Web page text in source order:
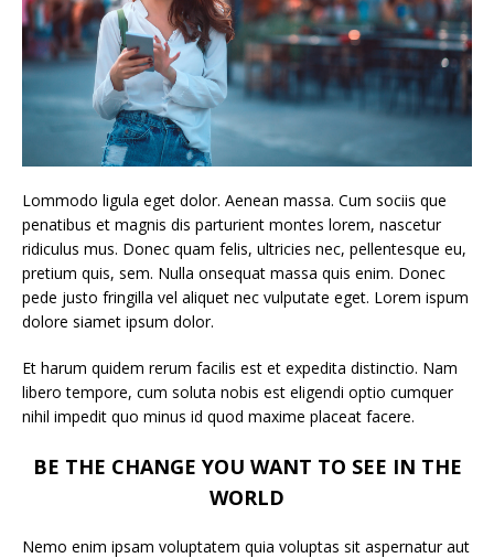
Lommodo ligula eget dolor. Aenean massa. Cum sociis que
penatibus et magnis dis parturient montes lorem, nascetur
ridiculus mus. Donec quam felis, ultricies nec, pellentesque eu,
pretium quis, sem. Nulla onsequat massa quis enim. Donec
pede justo fringilla vel aliquet nec vulputate eget. Lorem ispum
dolore siamet ipsum dolor.
Et harum quidem rerum facilis est et expedita distinctio. Nam
libero tempore, cum soluta nobis est eligendi optio cumquer
nihil impedit quo minus id quod maxime placeat facere.
BE THE CHANGE YOU WANT TO SEE IN THE
WORLD
Nemo enim ipsam voluptatem quia voluptas sit aspernatur aut